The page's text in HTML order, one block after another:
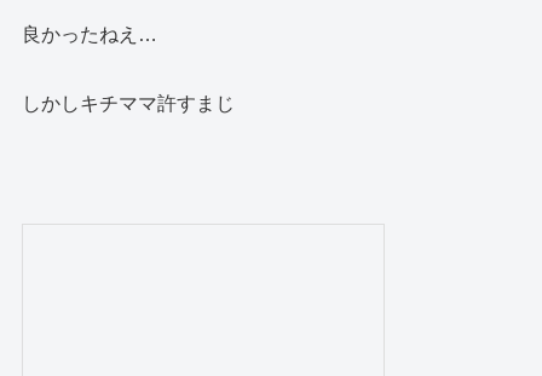
良かったねえ…
しかしキチママ許すまじ